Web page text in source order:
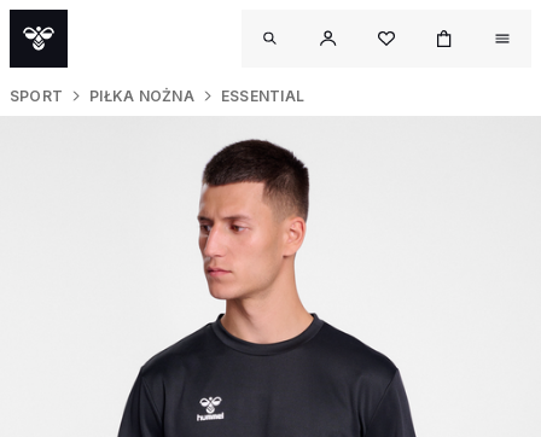
SPORT PIŁKA NOŻNA ESSENTIAL